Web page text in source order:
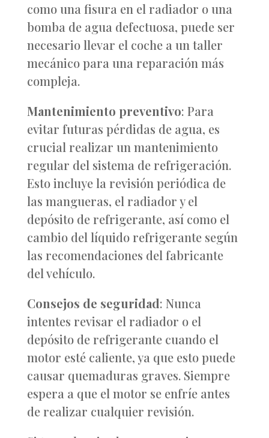
como una fisura en el radiador o una
bomba de agua defectuosa, puede ser
necesario llevar el coche a un taller
mecánico para una reparación más
compleja.
Mantenimiento preventivo: Para
evitar futuras pérdidas de agua, es
crucial realizar un mantenimiento
regular del sistema de refrigeración.
Esto incluye la revisión periódica de
las mangueras, el radiador y el
depósito de refrigerante, así como el
cambio del líquido refrigerante según
las recomendaciones del fabricante
del vehículo.
Consejos de seguridad: Nunca
intentes revisar el radiador o el
depósito de refrigerante cuando el
motor esté caliente, ya que esto puede
causar quemaduras graves. Siempre
espera a que el motor se enfríe antes
de realizar cualquier revisión.